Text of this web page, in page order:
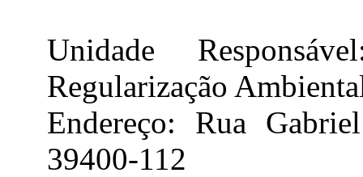
Unidade
Regularização
Endereço: Rua
39400-112